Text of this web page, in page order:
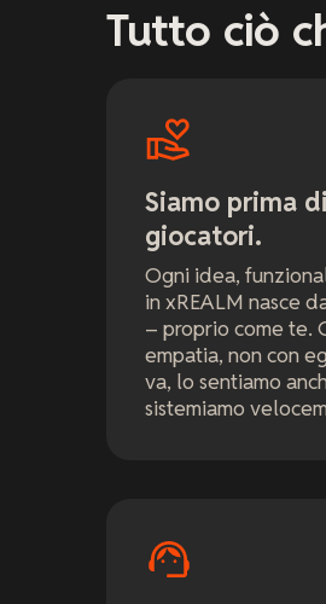
Tutto ciò
Siamo prima
giocatori.
Ogni idea,
in xREALM nasce
– proprio come te.
empatia, non con
va, lo sentiamo
sistemiamo